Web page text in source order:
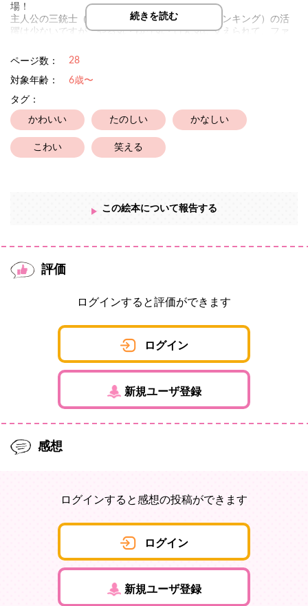
場！
主人公の三銃士（ヤルキット・ユウシャーン・ゲンキング）の活
躍は少ないですが、やる気・ゆう気・げん気に支えられて、ファ
続きを読む
ページ数： 28
対象年齢：
6歳〜
タグ：
かわいい たのしい かなしい
こわい 笑える
この絵本について報告する
評価
ログインすると評価ができます
ログイン
新規ユーザ登録
感想
ログインすると感想の投稿ができます
ログイン
新規ユーザ登録